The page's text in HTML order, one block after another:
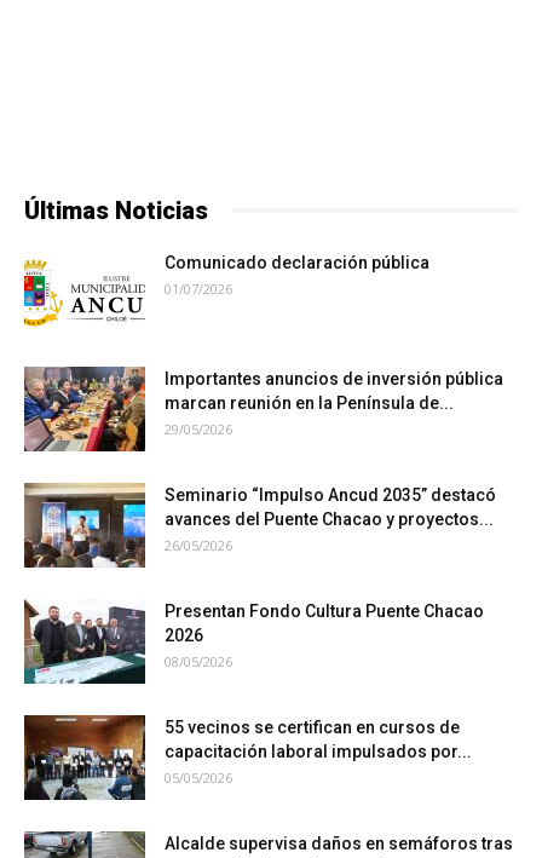
Últimas Noticias
Comunicado declaración pública
01/07/2026
Importantes anuncios de inversión pública
marcan reunión en la Península de...
29/05/2026
Seminario “Impulso Ancud 2035” destacó
avances del Puente Chacao y proyectos...
26/05/2026
Presentan Fondo Cultura Puente Chacao
2026
08/05/2026
55 vecinos se certifican en cursos de
capacitación laboral impulsados por...
05/05/2026
Alcalde supervisa daños en semáforos tras